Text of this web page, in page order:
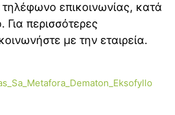
επικοινωνίας, κατά
Για περισσότερες
με την εταιρεία.